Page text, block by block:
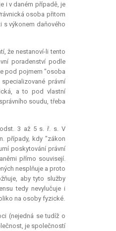
i v daném případě, je
osoba přitom
s výkonem daňového
že nestanoví-li tento
poradenství podle
pod pojmem "osoba
právní
a to pod vlastní
soudu, třeba
3 až 5 s. ř. s. V
případy, kdy "zákon
poskytování právní
přímo souvisejí.
nesplňuje a proto
aby tyto služby
tedy nevylučuje i
na osoby fyzické.
(nejedná se tudíž o
je společností